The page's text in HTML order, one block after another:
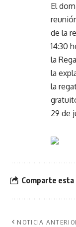
El
de la
14:30
la
la
la
29 de
Comparte
NOTICIA